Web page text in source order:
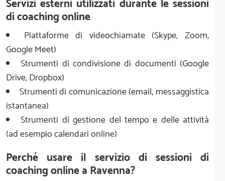
Servizi esterni utilizzati durante le sessioni
di coaching online
Piattaforme di videochiamate (Skype, Zoom,
Google Meet)
Strumenti di condivisione di documenti (Google
Drive, Dropbox)
Strumenti di comunicazione (email, messaggistica
istantanea)
Strumenti di gestione del tempo e delle attività
(ad esempio calendari online)
Perché usare il servizio di sessioni di
coaching online a Ravenna?